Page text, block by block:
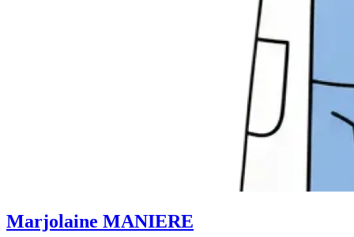
Marjolaine MANIERE